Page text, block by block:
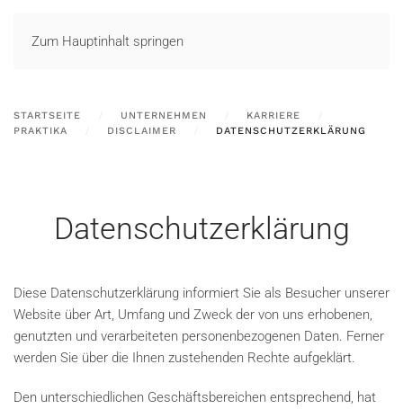
Zum Hauptinhalt springen
STARTSEITE UNTERNEHMEN
KARRIERE
PRAKTIKA
DISCLAIMER DATENSCHUTZERKLÄRUNG
Datenschutzerklärung
Diese Datenschutzerklärung informiert Sie als Besucher unserer
Website über Art, Umfang und Zweck der von uns erhobenen,
genutzten und verarbeiteten personenbezogenen Daten. Ferner
werden Sie über die Ihnen zustehenden Rechte aufgeklärt.
Den unterschiedlichen Geschäftsbereichen entsprechend, hat